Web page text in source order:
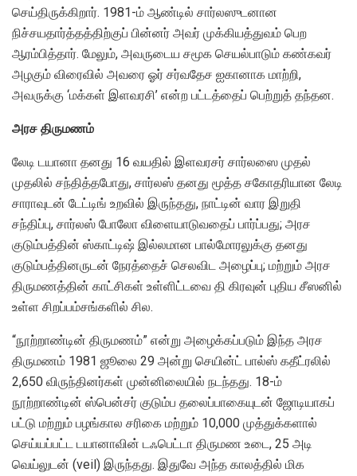
செய்திருக்கிறார். 1981-ம் ஆண்டில் சார்லஸுடனான
நிச்சயதார்த்தத்திற்குப் பின்னர் அவர் முக்கியத்துவம் பெற
ஆரம்பித்தார். மேலும், அவருடைய சமூக செயல்பாடும் கண்கவர்
அழகும் விரைவில் அவரை ஓர் சர்வதேச ஐகானாக மாற்றி,
அவருக்கு ‘மக்கள் இளவரசி’ என்ற பட்டத்தைப் பெற்றுத் தந்தன.
அரச திருமணம்
லேடி டயானா தனது 16 வயதில் இளவரசர் சார்லஸை முதல்
முதலில் சந்தித்தபோது, சார்லஸ் தனது மூத்த சகோதரியான லேடி
சாராவுடன் டேட்டிங் உறவில் இருந்தது, நாட்டின் வார இறுதி
சந்திப்பு, சார்லஸ் போலோ விளையாடுவதைப் பார்ப்பது; அரச
குடும்பத்தின் ஸ்காட்டிஷ் இல்லமான பால்மோரலுக்கு தனது
குடும்பத்தினருடன் நேரத்தைச் செலவிட அழைப்பு; மற்றும் அரச
திருமணத்தின் காட்சிகள் உள்ளிட்டவை தி கிரவுன் புதிய சீஸனில்
உள்ள சிறப்பம்சங்களில் சில.
“நூற்றாண்டின் திருமணம்” என்று அழைக்கப்படும் இந்த அரச
திருமணம் 1981 ஜூலை 29 அன்று செயின்ட் பால்ஸ் கதீட்ரலில்
2,650 விருந்தினர்கள் முன்னிலையில் நடந்தது. 18-ம்
நூற்றாண்டின் ஸ்பென்சர் குடும்ப தலைப்பாகையுடன் ஜோடியாகப்
பட்டு மற்றும் பழங்கால சரிகை மற்றும் 10,000 முத்துக்களால்
செய்யப்பட்ட டயானாவின் டஃபெட்டா திருமண உடை, 25 அடி
வெய்லுடன் (veil) இருந்தது. இதுவே அந்த காலத்தில் மிக